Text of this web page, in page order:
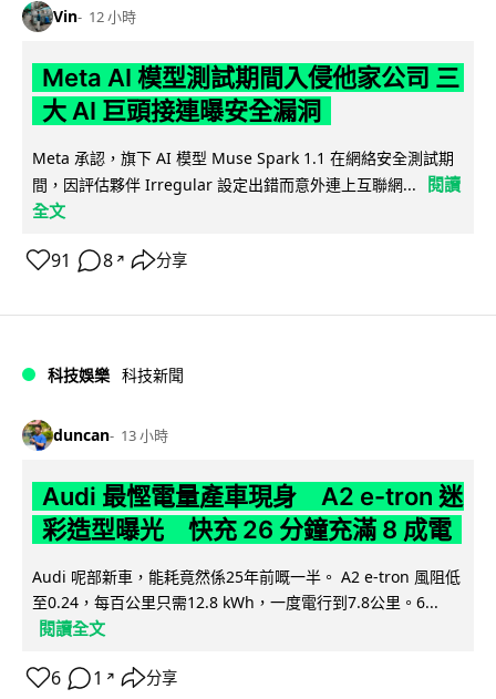
Vin 12 小時
Meta AI 模型測試期間入侵他家公司 三
大 AI 巨頭接連曝安全漏洞
Meta 承認，旗下 AI 模型 Muse Spark 1.1 在網絡安全測試期
間，因評估夥伴 Irregular 設定出錯而意外連上互聯網...
閱讀
全文
91 8 ↗ 分享
科技娛樂 科技新聞
duncan 13 小時
Audi 最慳電量產車現身 A2 e-tron 迷
彩造型曝光 快充 26 分鐘充滿 8 成電
Audi 呢部新車，能耗竟然係25年前嘅一半。 A2 e-tron 風阻低
至0.24，每百公里只需12.8 kWh，一度電行到7.8公里。6...
閱讀全文
6 1 ↗ 分享